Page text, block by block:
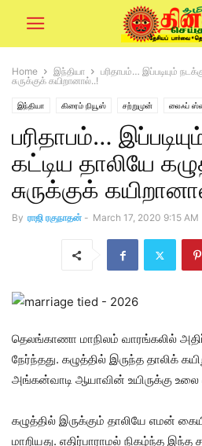
Home இந்தியா
பரிதாபம்… இப்படியும்
சுருக்குக் கயிறானால்..!
இந்தியா கிரைம் நியூஸ் சற்றுமுன் லைஃப்
பரிதாபம்…
கட்டிய தாலியே
சுருக்குக்
By ராஜி ரகுநாதன் - March 17, 2020 9:15 AM
தெலங்காணா மாநிலம் வாரங்கலில்
நேர்ந்தது. கழுத்தில் இருந்த தாலிக்
அங்கன்வாடி ஆயாவின் உயிருக்கு
கழுத்தில் இருக்கும் தாலியே எமன்
மாறியது. எதிர்பாராமல் நிகழ்ந்த